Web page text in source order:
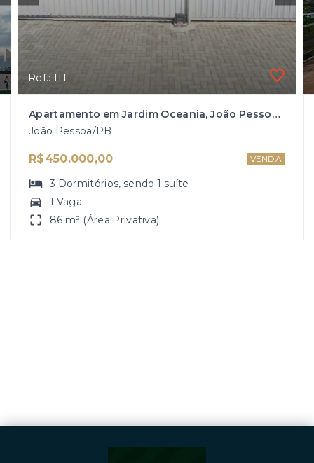
Ref.: 111
Apartamento em Jardim Oceania, João Pessoa/PB
João Pessoa/PB
R$450.000,00 VENDA
3 Dormitórios, sendo1 suíte
1 Vaga
86 m² (Área Privativa)